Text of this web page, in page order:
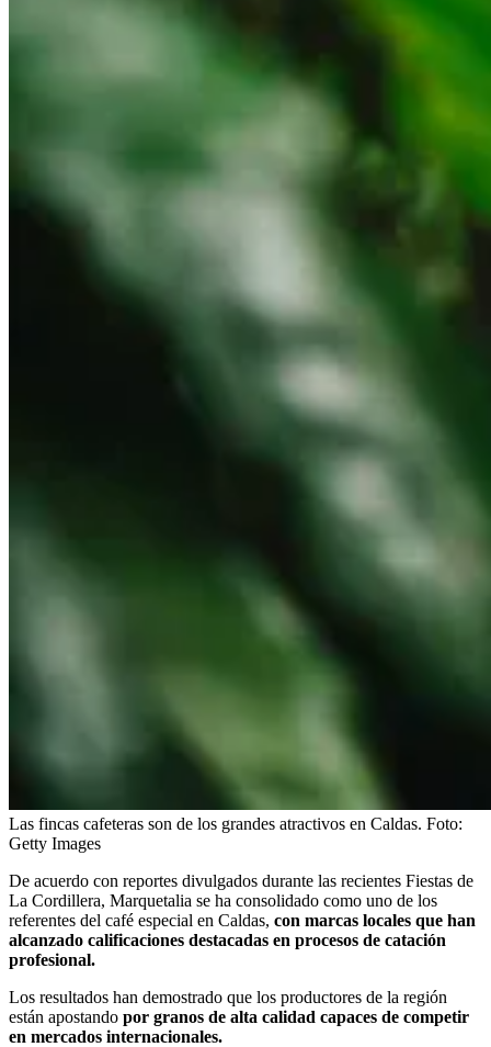
Las fincas cafeteras son de los grandes atractivos en Caldas. Foto:
Getty Images
De acuerdo con reportes divulgados durante las recientes Fiestas de
La Cordillera, Marquetalia se ha consolidado como uno de los
referentes del café especial en Caldas, con marcas locales que han
alcanzado calificaciones destacadas en procesos de catación
profesional.
Los resultados han demostrado que los productores de la región
están apostando por granos de alta calidad capaces de competir
en mercados internacionales.